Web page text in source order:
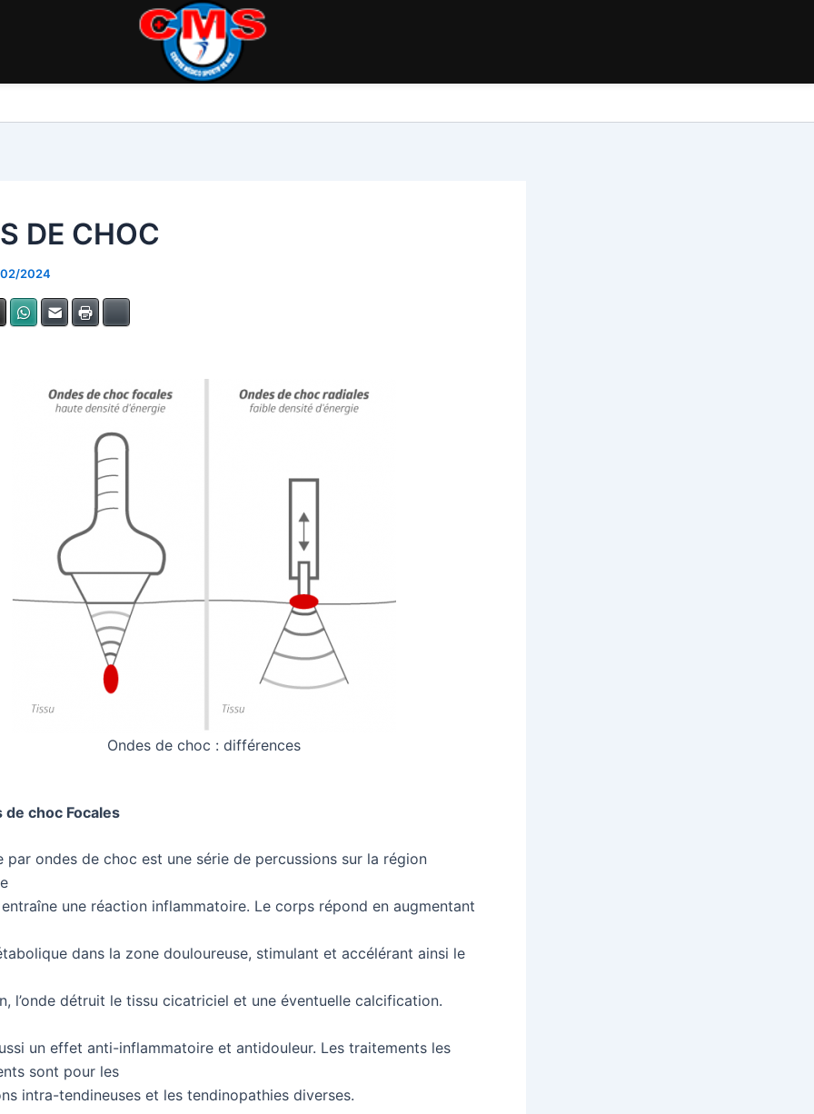
DE CHOC
2024
WhatsApp
E-mail
Ondes de choc : différences
de choc Focales
par ondes de choc est une série de percussions sur la région
une réaction inflammatoire. Le corps répond en augmentant
dans la zone douloureuse, stimulant et accélérant ainsi le
l’onde détruit le tissu cicatriciel et une éventuelle calcification.
un effet anti-inflammatoire et antidouleur. Les traitements les
sont pour les
intra-tendineuses et les tendinopathies diverses.